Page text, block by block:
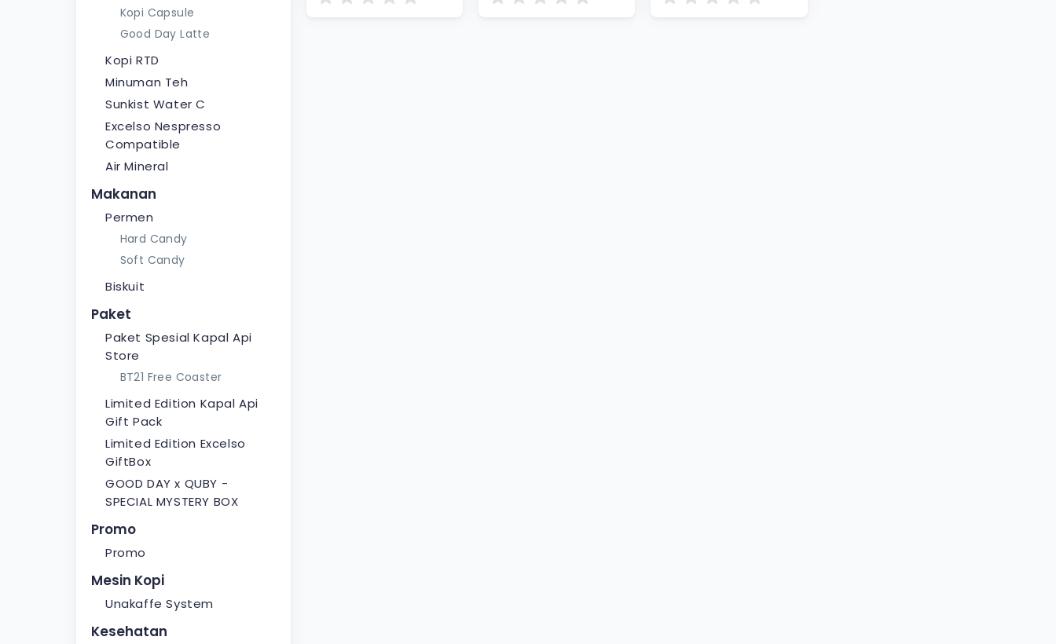
Kopi Capsule
Good Day Latte
Kopi RTD
Minuman Teh
Sunkist Water C
Excelso Nespresso
Compatible
Air Mineral
Makanan
Permen
Hard Candy
Soft Candy
Biskuit
Paket
Paket Spesial Kapal Api
Store
BT21 Free Coaster
Limited Edition Kapal Api
Gift Pack
Limited Edition Excelso
GiftBox
GOOD DAY x QUBY -
SPECIAL MYSTERY BOX
Promo
Promo
Mesin Kopi
Unakaffe System
Kesehatan